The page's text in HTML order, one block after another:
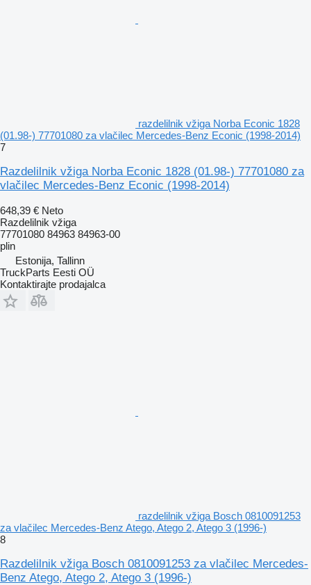
razdelilnik vžiga Norba Econic 1828
(01.98-) 77701080 za vlačilec Mercedes-Benz Econic (1998-2014)
7
Razdelilnik vžiga Norba Econic 1828 (01.98-) 77701080 za
vlačilec Mercedes-Benz Econic (1998-2014)
648,39 € Neto
Razdelilnik vžiga
77701080 84963 84963-00
plin
Estonija, Tallinn
TruckParts Eesti OÜ
Kontaktirajte prodajalca
razdelilnik vžiga Bosch 0810091253
za vlačilec Mercedes-Benz Atego, Atego 2, Atego 3 (1996-)
8
Razdelilnik vžiga Bosch 0810091253 za vlačilec Mercedes-
Benz Atego, Atego 2, Atego 3 (1996-)